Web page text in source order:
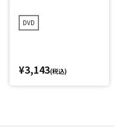
ミアム完全版
DVD
¥3,143(税込)